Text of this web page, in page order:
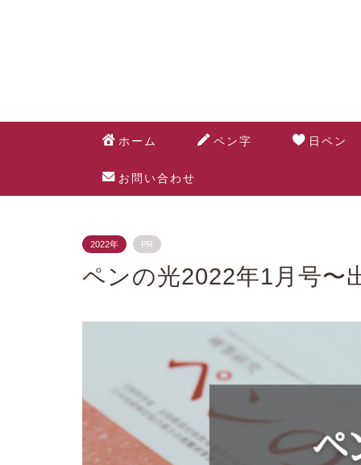
ホーム ペン字 日ペン
お問い合わせ
2022年 PR
ペンの光2022年1月号〜